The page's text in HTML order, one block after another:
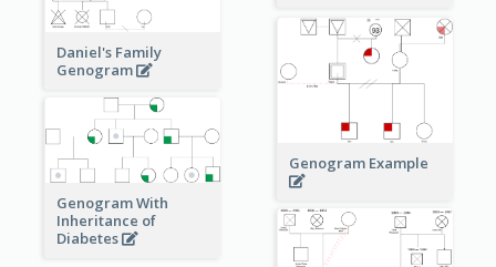
Daniel's Family
Genogram
Genogram Example
Genogram With
Inheritance of
Diabetes